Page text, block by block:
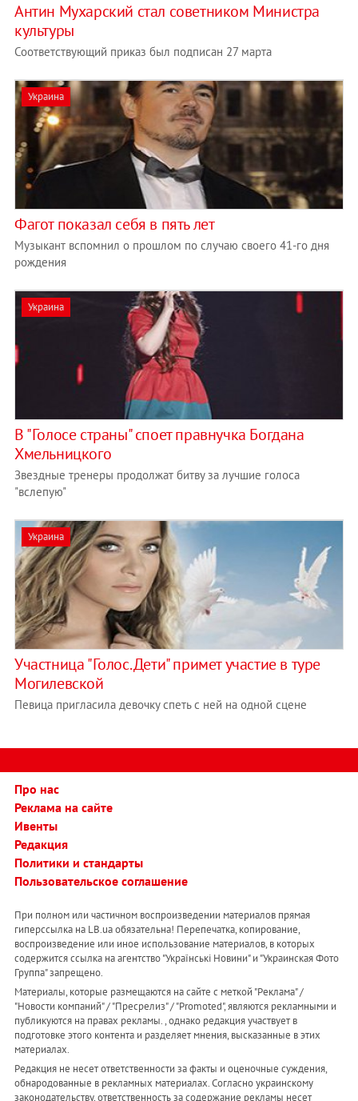
Антин Мухарский стал советником Министра
культуры
Соответствующий приказ был подписан 27 марта
Украина
Фагот показал себя в пять лет
Музыкант вспомнил о прошлом по случаю своего 41-го дня
рождения
Украина
В "Голосе страны" споет правнучка Богдана
Хмельницкого
Звездные тренеры продолжат битву за лучшие голоса
"вслепую"
Украина
Участница "Голос. Дети" примет участие в туре
Могилевской
Певица пригласила девочку спеть с ней на одной сцене
Про нас
Реклама на сайте
Ивенты
Редакция
Политики и стандарты
Пользовательское соглашение
При полном или частичном воспроизведении материалов прямая
гиперссылка на LB.ua обязательна! Перепечатка, копирование,
воспроизведение или иное использование материалов, в которых
содержится ссылка на агентство "Українськi Новини" и "Украинская Фото
Группа" запрещено.
Материалы, которые размещаются на сайте с меткой "Реклама" /
"Новости компаний" / "Пресрелиз" / "Promoted", являются рекламными и
публикуются на правах рекламы. , однако редакция участвует в
подготовке этого контента и разделяет мнения, высказанные в этих
материалах.
Редакция не несет ответственности за факты и оценочные суждения,
обнародованные в рекламных материалах. Согласно украинскому
законодательству, ответственность за содержание рекламы несет